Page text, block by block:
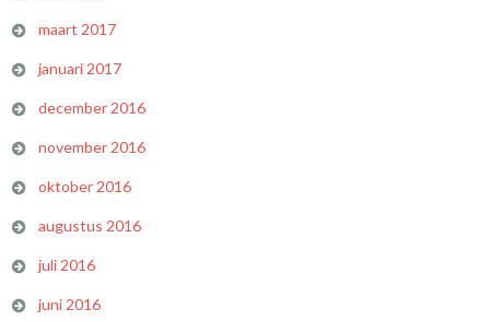
maart 2017
januari 2017
december 2016
november 2016
oktober 2016
augustus 2016
juli 2016
juni 2016